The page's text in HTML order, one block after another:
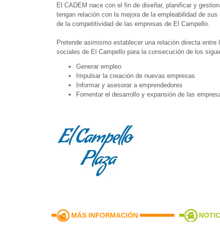
El CADEM nace con el fin de diseñar, planificar y
tengan relación con la mejora de la empleabilidad de
de la competitividad de las empresas de El Campello.
Pretende asimismo establecer una relación directa
sociales de El Campello para la consecución de los
Generar empleo
Impulsar la creación de nuevas empresas
Informar y asesorar a emprendedores
Fomentar el desarrollo y expansión de las
MÁS INFORMACIÓN